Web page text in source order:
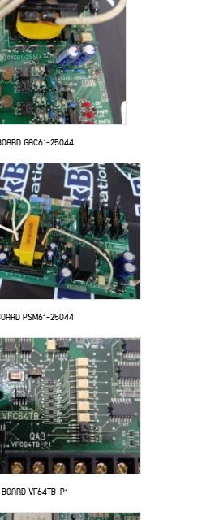
GAC61-25044
PSM61-25044
VF64TB-P1